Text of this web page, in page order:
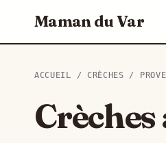
Maman du Var
ACCUEIL / CRÈCHES /